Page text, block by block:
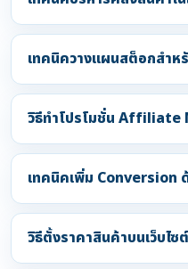
เทคนิควางแผนสต็อกสำห
วิธีทำโปรโมชั่น
เทคนิคเพิ่ม Conversion
วิธีตั้งราคาสินค้าบนเว็บไซ